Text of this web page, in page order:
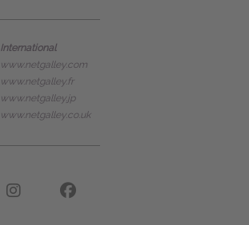
International
www.netgalley.com
www.netgalley.fr
www.netgalley.jp
www.netgalley.co.uk